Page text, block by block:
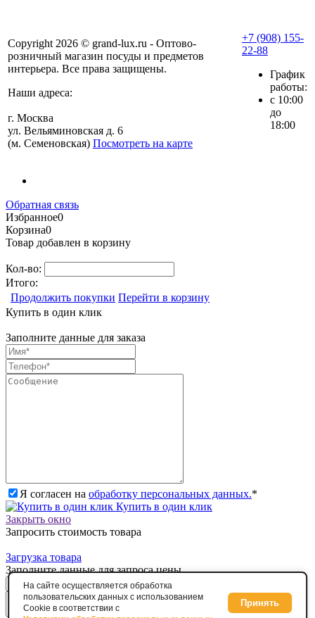
Copyright 2026 © grand-lux.ru - Оптово-
розничный магазин посуды и предметов
интерьера. Все права защищены.
Наши адреса:
г. Москва
ул. Вельяминовская д. 6
(м. Семеновская) Посмотреть на карте
+7 (908) 155-
22-88
График
работы:
с 10:00
до
18:00
Обратная связь
Избранное0
Корзина0
Товар добавлен в корзину
Кол-во:
Итого:
Продолжить покупки Перейти в корзину
Купить в один клик
Заполните данные для заказа
Я согласен на обработку персональных данных.*
Купить в один клик
Закрыть окно
Запросить стоимость товара
Загрузка товара
Заполните данные для запроса цены
На сайте осуществляется обработка
пользовательских данных с использованием
Cookie в соответствии с
Принять